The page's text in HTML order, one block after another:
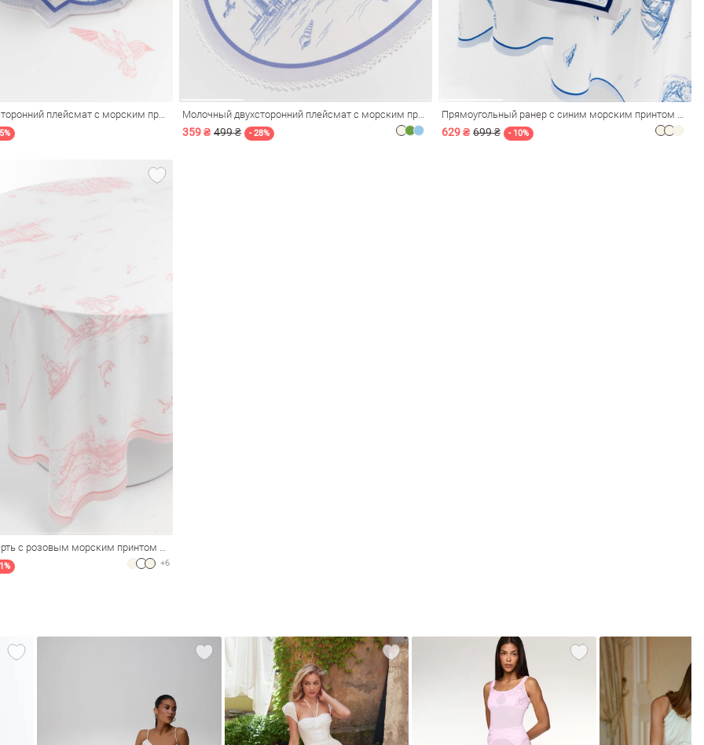
Молочный двухсторонний плейсмат с морским принтом 15х15 см Молочный двухсторонний плейсмат с морским принтом 35х50 см
359 ₴ 499 ₴ - 28%
Прямоугольный ранер с синим морским принтом 150х40 см
629 ₴ 699 ₴ - 10%
Сатиновая скатерть с розовым морским принтом 140х220 см
+6